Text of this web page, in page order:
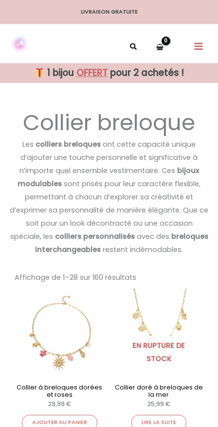
LIVRAISON GRATUITE
1 bijou OFFERTpour 2 achetés !
Collier breloque
Les colliers breloques ont cette capacité unique
d’ajouter une touche personnelle et significative à
n’importe quel ensemble vestimentaire. Ces bijoux
modulables sont prisés pour leur caractère flexible,
permettant à chacun d’explorer sa créativité et
d’exprimer sa personnalité de manière élégante. Que ce
soit pour un look décontracté ou une occasion
spéciale, les colliers personnalisésavec des breloques
interchangeables restent indémodables.
Affichage de 1–28 sur 160 résultats
Collier à breloques dorées
et roses
29,99 €
AJOUTER AU PANIER
EN RUPTURE DE
STOCK
Collier doré à breloques de
la mer
25,99 €
LIRE LA SUITE